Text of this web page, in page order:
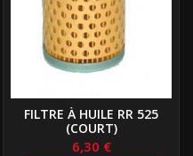
FILTRE À HUILE RR 525
(COURT)
6,30 €